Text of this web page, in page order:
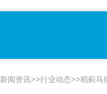
新闻资讯>>行业动态>>稻蓟马